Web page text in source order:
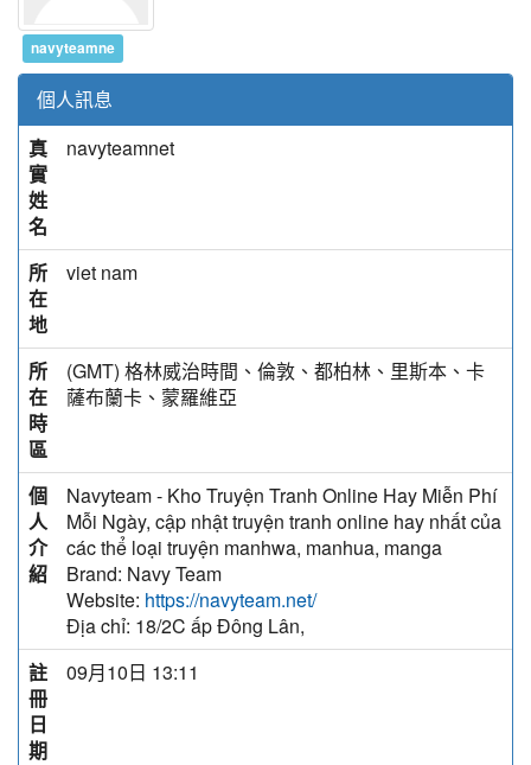
navyteamne
個人訊息
真
實
姓
名
navyteamnet
所
在
地
viet nam
所
在
時
區
(GMT) 格林威治時間、倫敦、都柏林、里斯本、卡
薩布蘭卡、蒙羅維亞
個
人
介
紹
Navyteam - Kho Truyện Tranh Online Hay Miễn Phí
Mỗi Ngày, cập nhật truyện tranh online hay nhất của
các thể loại truyện manhwa, manhua, manga
Brand: Navy Team
Website: https://navyteam.net/
Địa chỉ: 18/2C ấp Đông Lân,
註
冊
日
期
09月10日 13:11